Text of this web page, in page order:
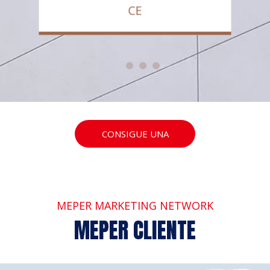
CE
CONSIGUE UNA
MEPER MARKETING NETWORK
MEPER CLIENTE